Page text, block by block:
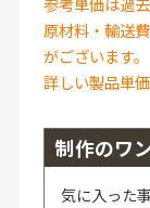
原材料・輸送
がございます。
詳しい製品単
制作のワ
気に入った